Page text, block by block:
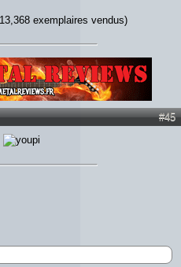
exemplaires vendus)
#45